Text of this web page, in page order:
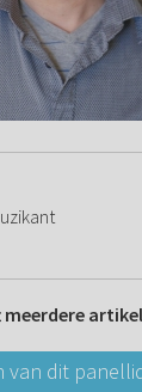
van dit